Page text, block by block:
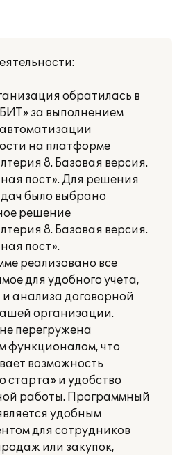
обратилась в
за выполнением
на платформе
8. Базовая версия.
пост». Для решения
было выбрано
решение
8. Базовая версия.
пост».
реализовано все
для удобного учета,
и анализа договорной
организации.
перегружена
функционалом, что
возможность
старта» и удобство
работы. Программный
удобным
для сотрудников
или закупок,